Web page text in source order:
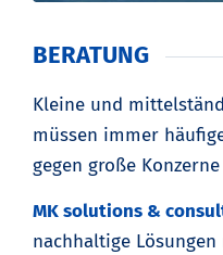
BERATUNG
Kleine und
müssen immer
gegen große
MK solutions &
nachhaltige